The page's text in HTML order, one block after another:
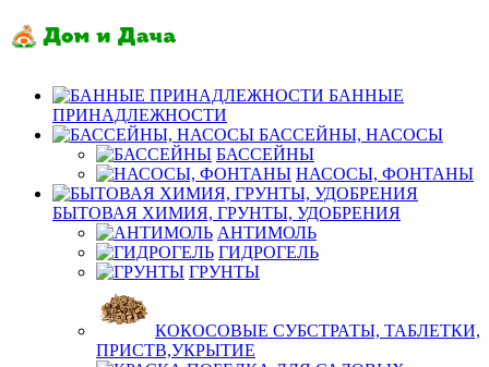
БАННЫЕ
ПРИНАДЛЕЖНОСТИ
БАССЕЙНЫ, НАСОСЫ
БАССЕЙНЫ
НАСОСЫ, ФОНТАНЫ
БЫТОВАЯ ХИМИЯ, ГРУНТЫ, УДОБРЕНИЯ
АНТИМОЛЬ
ГИДРОГЕЛЬ
ГРУНТЫ
КОКОСОВЫЕ СУБСТРАТЫ, ТАБЛЕТКИ,
ПРИСТВ,УКРЫТИЕ